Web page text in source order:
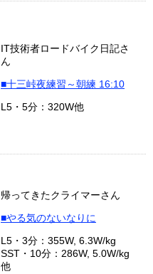
IT技術者ロードバイク日記さ
ん
■十三峠夜練習～朝練 16:10
L5・5分：320W他
帰ってきたクライマーさん
■やる気のないなりに
L5・3分：355W, 6.3W/kg
SST・10分：286W, 5.0W/kg
他